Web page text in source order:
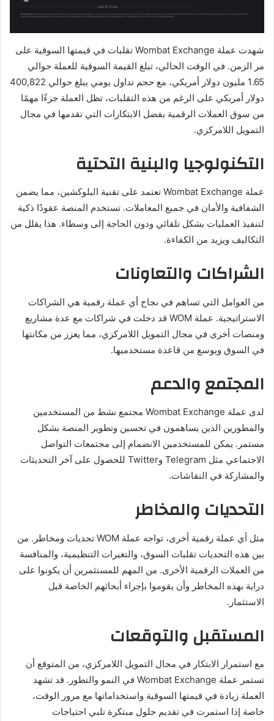
شهدت عملة Wombat Exchange تقلبات في قيمتها السوقية على
مر الزمن. في الوقت الحالي، تبلغ القيمة السوقية للعملة حوالي
1.65 مليون دولار أمريكي، مع حجم تداول يومي يبلغ حوالي 400,822
دولار أمريكي على الرغم من هذه التقلبات، تظل العملة جزءًا مهمًا
من سوق العملات الرقمية بفضل الابتكارات التي تقدمها في مجال
التمويل اللامركزي.
التكنولوجيا والبنية التحتية
عملة Wombat Exchange تعتمد على تقنية البلوكشين، مما يضمن
الشفافية والأمان في جميع المعاملات. تستخدم المنصة عقودًا ذكية
لتنفيذ العمليات بشكل تلقائي ودون الحاجة إلى وسطاء. هذا يقلل من
التكاليف ويزيد من الكفاءة.
الشراكات والتعاونات
من العوامل التي تساهم في نجاح أي عملة رقمية هي الشراكات
الاستراتيجية. عملة WOM قد دخلت في شراكات مع عدة مشاريع
ومنصات أخرى في مجال التمويل اللامركزي، مما يعزز من مكانتها
في السوق ويوسع من قاعدة مستخدميها.
المجتمع والدعم
لدى عملة Wombat Exchange مجتمع نشط من المستخدمين
والمطورين الذين يساهمون في تحسين وتطوير المنصة بشكل
مستمر. يمكن للمستخدمين الانضمام إلى مجتمعات التواصل
الاجتماعي مثل Telegram وTwitter للحصول على آخر التحديثات
والمشاركة في النقاشات.
التحديات والمخاطر
مثل أي عملة رقمية أخرى، تواجه عملة WOM تحديات ومخاطر. من
بين هذه التحديات تقلبات السوق، والتغيرات التنظيمية، والمنافسة
من العملات الرقمية الأخرى. من المهم للمستثمرين أن يكونوا على
دراية بهذه المخاطر وأن يقوموا بإجراء أبحاثهم الخاصة قبل
الاستثمار.
المستقبل والتوقعات
مع استمرار الابتكار في مجال التمويل اللامركزي، من المتوقع أن
تستمر عملة Wombat Exchange في النمو والتطور. قد تشهد
العملة زيادة في قيمتها السوقية واستخداماتها مع مرور الوقت،
خاصة إذا استمرت في تقديم حلول مبتكرة تلبي احتياجات